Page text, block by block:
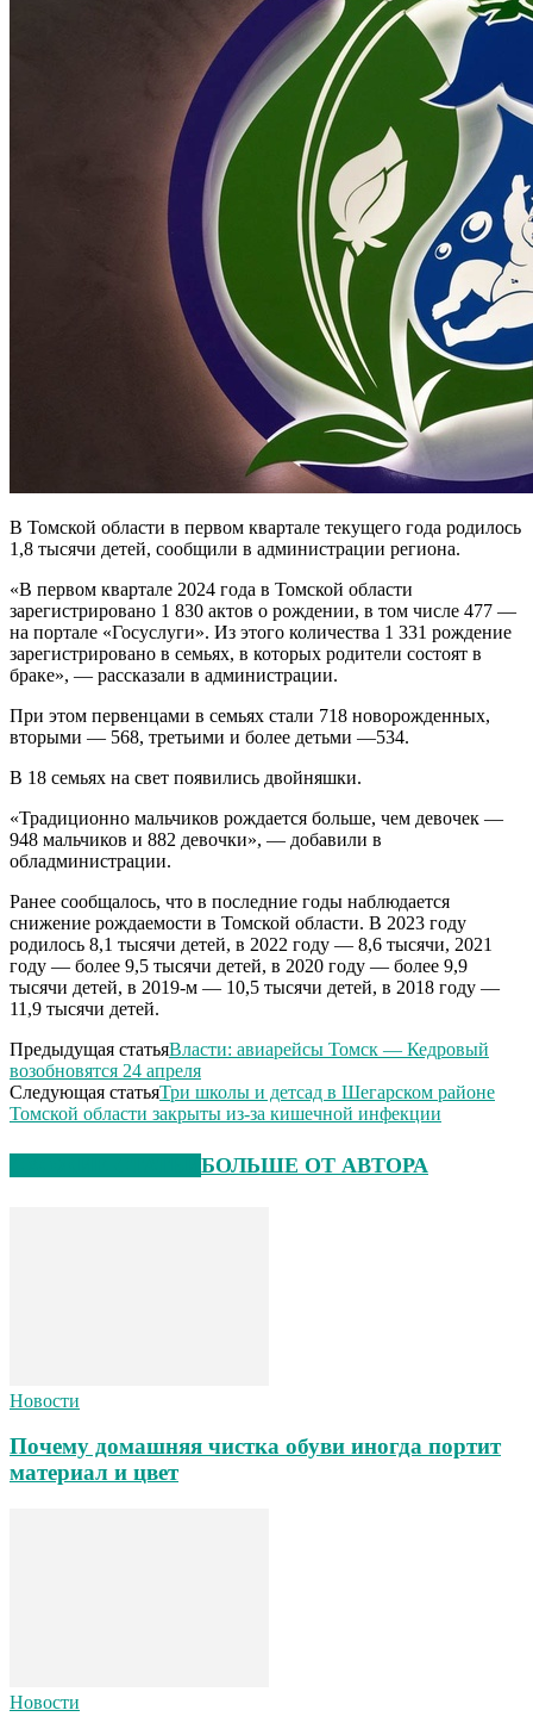
В Томской области в первом квартале текущего года родилось
1,8 тысячи детей, сообщили в администрации региона.
«В первом квартале 2024 года в Томской области
зарегистрировано 1 830 актов о рождении, в том числе 477 —
на портале «Госуслуги». Из этого количества 1 331 рождение
зарегистрировано в семьях, в которых родители состоят в
браке», — рассказали в администрации.
При этом первенцами в семьях стали 718 новорожденных,
вторыми — 568, третьими и более детьми —534.
В 18 семьях на свет появились двойняшки.
«Традиционно мальчиков рождается больше, чем девочек —
948 мальчиков и 882 девочки», — добавили в
обладминистрации.
Ранее сообщалось, что в последние годы наблюдается
снижение рождаемости в Томской области. В 2023 году
родилось 8,1 тысячи детей, в 2022 году — 8,6 тысячи, 2021
году — более 9,5 тысячи детей, в 2020 году — более 9,9
тысячи детей, в 2019-м — 10,5 тысячи детей, в 2018 году —
11,9 тысячи детей.
Предыдущая статьяВласти: авиарейсы Томск — Кедровый
возобновятся 24 апреля
Следующая статьяТри школы и детсад в Шегарском районе
Томской области закрыты из-за кишечной инфекции
БОЛЬШЕ ОТ АВТОРА
Новости
Почему домашняя чистка обуви иногда портит
материал и цвет
Новости